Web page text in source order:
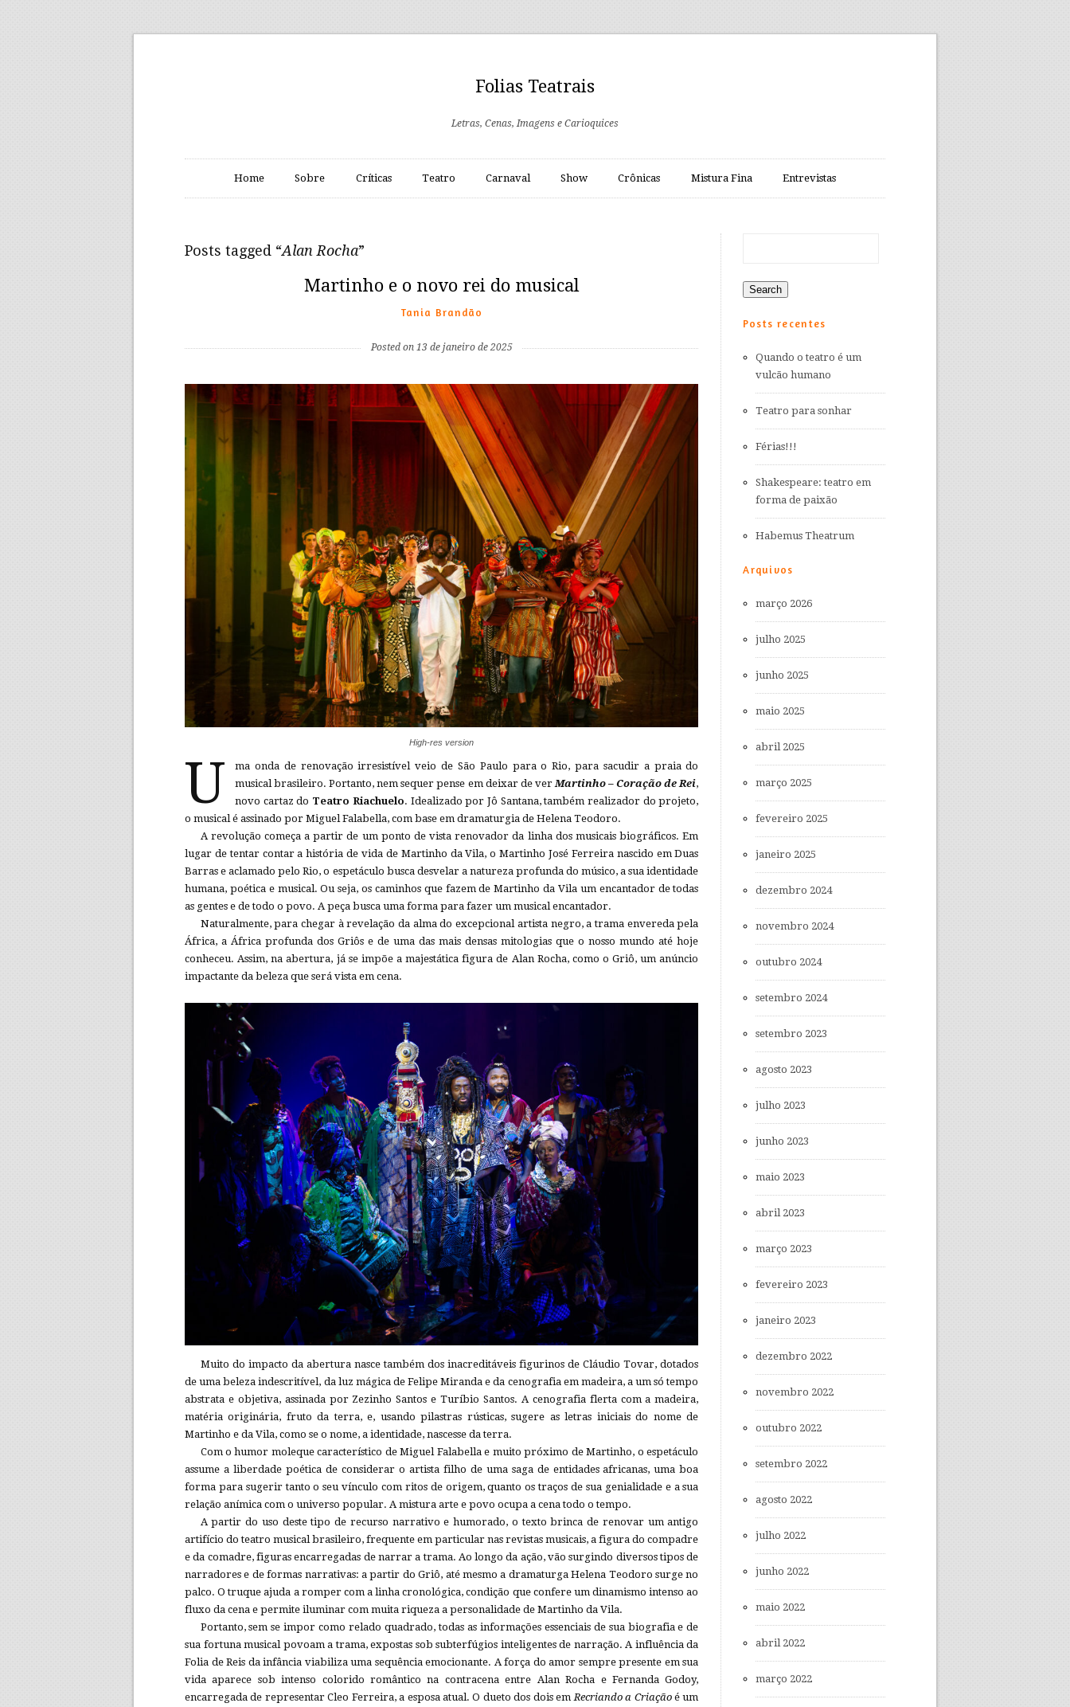
Folias Teatrais
Letras, Cenas, Imagens e Carioquices
Home Sobre Críticas Teatro Carnaval Show Crônicas Mistura Fina Entrevistas
Posts tagged “Alan Rocha”
Martinho e o novo rei do musical
Tania Brandão
Posted on 13 de janeiro de 2025
High-res version
U
ma onda de renovação irresistível veio de São Paulo para o Rio, para sacudir a praia do
musical brasileiro. Portanto, nem sequer pense em deixar de ver Martinho – Coração de Rei,
novo cartaz do Teatro Riachuelo. Idealizado por Jô Santana, também realizador do projeto,
o musical é assinado por Miguel Falabella, com base em dramaturgia de Helena Teodoro.
A revolução começa a partir de um ponto de vista renovador da linha dos musicais biográficos. Em
lugar de tentar contar a história de vida de Martinho da Vila, o Martinho José Ferreira nascido em Duas
Barras e aclamado pelo Rio, o espetáculo busca desvelar a natureza profunda do músico, a sua identidade
humana, poética e musical. Ou seja, os caminhos que fazem de Martinho da Vila um encantador de todas
as gentes e de todo o povo. A peça busca uma forma para fazer um musical encantador.
Naturalmente, para chegar à revelação da alma do excepcional artista negro, a trama envereda pela
África, a África profunda dos Griôs e de uma das mais densas mitologias que o nosso mundo até hoje
conheceu. Assim, na abertura, já se impõe a majestática figura de Alan Rocha, como o Griô, um anúncio
impactante da beleza que será vista em cena.
Muito do impacto da abertura nasce também dos inacreditáveis figurinos de Cláudio Tovar, dotados
de uma beleza indescritível, da luz mágica de Felipe Miranda e da cenografia em madeira, a um só tempo
abstrata e objetiva, assinada por Zezinho Santos e Turíbio Santos. A cenografia flerta com a madeira,
matéria originária, fruto da terra, e, usando pilastras rústicas, sugere as letras iniciais do nome de
Martinho e da Vila, como se o nome, a identidade, nascesse da terra.
Com o humor moleque característico de Miguel Falabella e muito próximo de Martinho, o espetáculo
assume a liberdade poética de considerar o artista filho de uma saga de entidades africanas, uma boa
forma para sugerir tanto o seu vínculo com ritos de origem, quanto os traços de sua genialidade e a sua
relação anímica com o universo popular. A mistura arte e povo ocupa a cena todo o tempo.
A partir do uso deste tipo de recurso narrativo e humorado, o texto brinca de renovar um antigo
artifício do teatro musical brasileiro, frequente em particular nas revistas musicais, a figura do compadre
e da comadre, figuras encarregadas de narrar a trama. Ao longo da ação, vão surgindo diversos tipos de
narradores e de formas narrativas: a partir do Griô, até mesmo a dramaturga Helena Teodoro surge no
palco. O truque ajuda a romper com a linha cronológica, condição que confere um dinamismo intenso ao
fluxo da cena e permite iluminar com muita riqueza a personalidade de Martinho da Vila.
Portanto, sem se impor como relado quadrado, todas as informações essenciais de sua biografia e de
sua fortuna musical povoam a trama, expostas sob subterfúgios inteligentes de narração. A influência da
Folia de Reis da infância viabiliza uma sequência emocionante. A força do amor sempre presente em sua
vida aparece sob intenso colorido romântico na contracena entre Alan Rocha e Fernanda Godoy,
encarregada de representar Cleo Ferreira, a esposa atual. O dueto dos dois em Recriando a Criaçãoé um
Posts recentes
Quando o teatro é um
vulcão humano
Teatro para sonhar
Férias!!!
Shakespeare: teatro em
forma de paixão
Habemus Theatrum
Arquivos
março 2026
julho 2025
junho 2025
maio 2025
abril 2025
março 2025
fevereiro 2025
janeiro 2025
dezembro 2024
novembro 2024
outubro 2024
setembro 2024
setembro 2023
agosto 2023
julho 2023
junho 2023
maio 2023
abril 2023
março 2023
fevereiro 2023
janeiro 2023
dezembro 2022
novembro 2022
outubro 2022
setembro 2022
agosto 2022
julho 2022
junho 2022
maio 2022
abril 2022
março 2022